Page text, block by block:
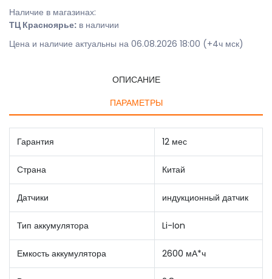
Наличие в магазинах:
ТЦ Красноярье: в наличии
Цена и наличие актуальны на 06.08.2026 18:00 (+4ч мск)
ОПИСАНИЕ
ПАРАМЕТРЫ
Гарантия 12 мес
Страна Китай
Датчики индукционный датчик
Тип аккумулятора Li-Ion
Емкость аккумулятора 2600 мА*ч